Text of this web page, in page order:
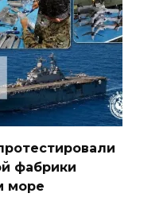
фабрики
море